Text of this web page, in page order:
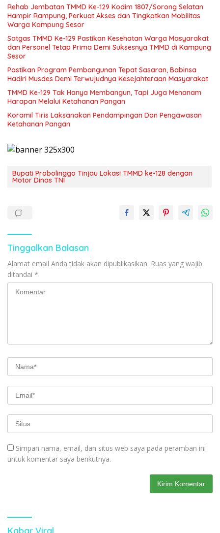
Rehab Jembatan TMMD Ke-129 Kodim 1807/Sorong Selatan
Hampir Rampung, Perkuat Akses dan Tingkatkan Mobilitas
Warga Kampung Sesor
Satgas TMMD Ke-129 Pastikan Kesehatan Warga Masyarakat
dan Personel Tetap Prima Demi Suksesnya TMMD di Kampung
Sesor
Pastikan Program Pembangunan Tepat Sasaran, Babinsa
Hadiri Musdes Demi Terwujudnya Kesejahteraan Masyarakat
TMMD Ke-129 Tak Hanya Membangun, Tapi Juga Menanam
Harapan Melalui Ketahanan Pangan
Koramil Tiris Laksanakan Pendampingan Dan Pengawasan
Ketahanan Pangan
Bupati Probolinggo Tinjau Lokasi TMMD ke-128 dengan
Motor Dinas TNI
Tinggalkan Balasan
Alamat email Anda tidak akan dipublikasikan. Ruas yang wajib
ditandai *
Simpan nama, email, dan situs web saya pada peramban ini
untuk komentar saya berikutnya.